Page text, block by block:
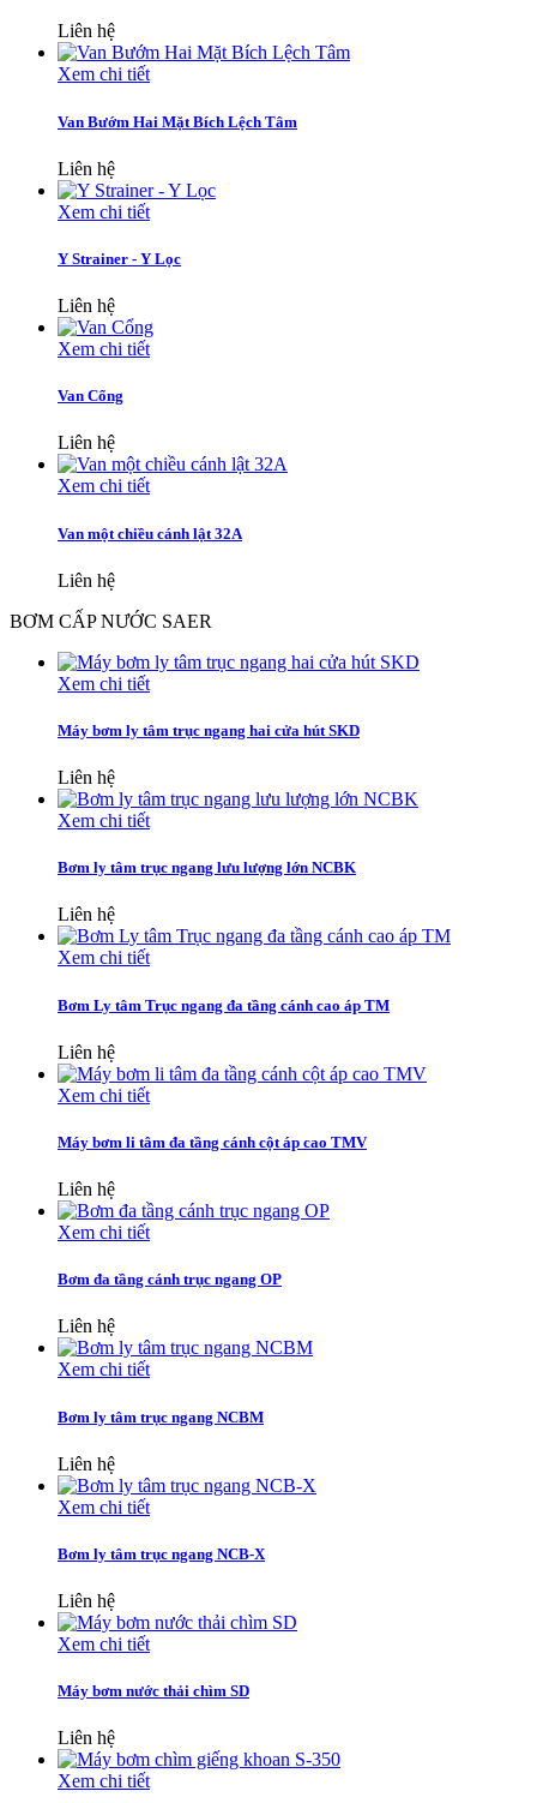
Liên hệ
Xem chi tiết
Van Bướm Hai Mặt Bích Lệch Tâm
Liên hệ
Xem chi tiết
Y Strainer - Y Lọc
Liên hệ
Xem chi tiết
Van Cổng
Liên hệ
Xem chi tiết
Van một chiều cánh lật 32A
Liên hệ
BƠM CẤP NƯỚC SAER
Xem chi tiết
Máy bơm ly tâm trục ngang hai cửa hút SKD
Liên hệ
Xem chi tiết
Bơm ly tâm trục ngang lưu lượng lớn NCBK
Liên hệ
Xem chi tiết
Bơm Ly tâm Trục ngang đa tầng cánh cao áp TM
Liên hệ
Xem chi tiết
Máy bơm li tâm đa tầng cánh cột áp cao TMV
Liên hệ
Xem chi tiết
Bơm đa tầng cánh trục ngang OP
Liên hệ
Xem chi tiết
Bơm ly tâm trục ngang NCBM
Liên hệ
Xem chi tiết
Bơm ly tâm trục ngang NCB-X
Liên hệ
Xem chi tiết
Máy bơm nước thải chìm SD
Liên hệ
Xem chi tiết